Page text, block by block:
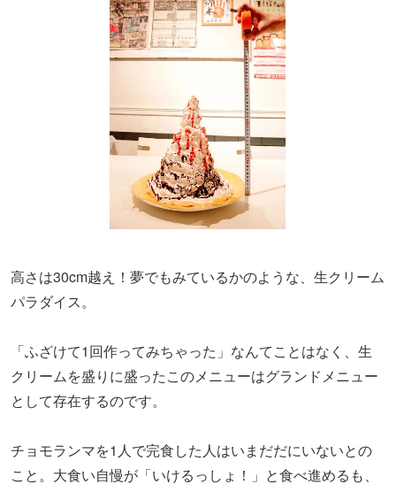
高さは30cm越え！夢でもみているかのような、生クリーム
パラダイス。
「ふざけて1回作ってみちゃった」なんてことはなく、生
クリームを盛りに盛ったこのメニューはグランドメニュー
として存在するのです。
チョモランマを1人で完食した人はいまだだにいないとの
こと。大食い自慢が「いけるっしょ！」と食べ進めるも、